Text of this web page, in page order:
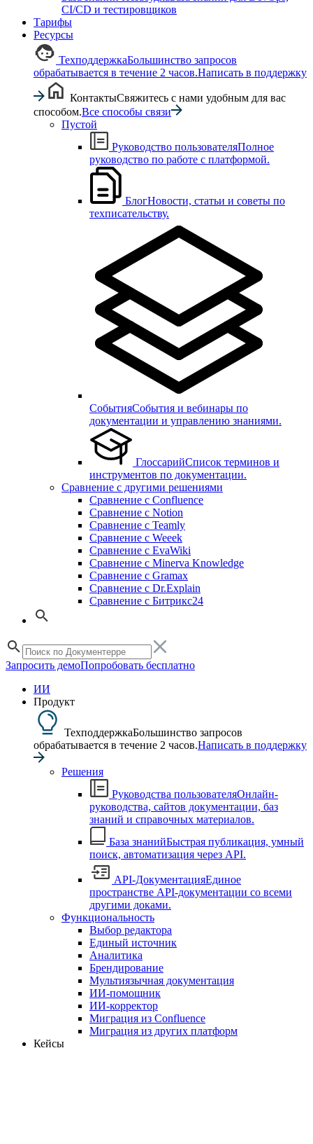
CI/CD и тестировщиков
Тарифы
Ресурсы
ТехподдержкаБольшинство запросов
обрабатывается в течение 2 часов.Написать в поддержку
КонтактыСвяжитесь с нами удобным для вас
способом.Все способы связи
Пустой
Руководство пользователяПолное
руководство по работе с платформой.
БлогНовости, статьи и советы по
техписательству.
СобытияСобытия и вебинары по
документации и управлению знаниями.
ГлоссарийСписок терминов и
инструментов по документации.
Сравнение с другими решениями
Сравнение с Confluence
Сравнение с Notion
Сравнение с Teamly
Сравнение с Weeek
Сравнение с EvaWiki
Сравнение с Minerva Knowledge
Сравнение с Gramax
Сравнение с Dr.Explain
Сравнение с Битрикс24
Запросить демоПопробовать бесплатно
ИИ
Продукт
ТехподдержкаБольшинство запросов
обрабатывается в течение 2 часов.Написать в поддержку
Решения
Руководства пользователяОнлайн-
руководства, сайтов документации, баз
знаний и справочных материалов.
База знанийБыстрая публикация, умный
поиск, автоматизация через API.
API-ДокументацияЕдиное
пространстве API-документации со всеми
другими доками.
Функциональность
Выбор редактора
Единый источник
Аналитика
Брендирование
Мультиязычная документация
ИИ-помощник
ИИ-корректор
Миграция из Confluence
Миграция из других платформ
Кейсы